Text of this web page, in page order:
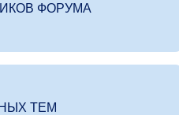
ФОРУМА
ТЕМ